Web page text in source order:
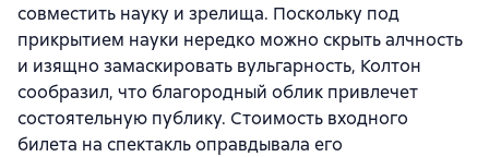
совместить науку и зрелища. Поскольку под
прикрытием науки нередко можно скрыть алчность
и изящно замаскировать вульгарность, Колтон
сообразил, что благородный облик привлечет
состоятельную публику. Стоимость входного
билета на спектакль оправдывала его